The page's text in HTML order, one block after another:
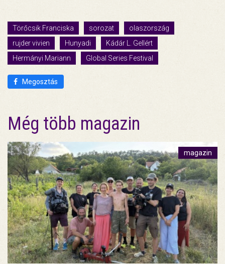
Törőcsik Franciska sorozat
olaszország
rujder vivien
Hunyadi
Kádár L. Gellért
Hermányi Mariann
Global Series Festival
Megosztás
Még több magazin
magazin